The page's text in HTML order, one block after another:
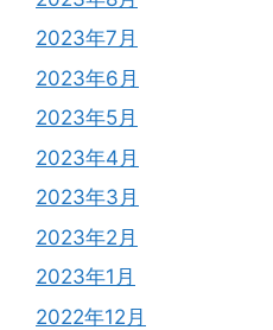
2023年7月
2023年6月
2023年5月
2023年4月
2023年3月
2023年2月
2023年1月
2022年12月